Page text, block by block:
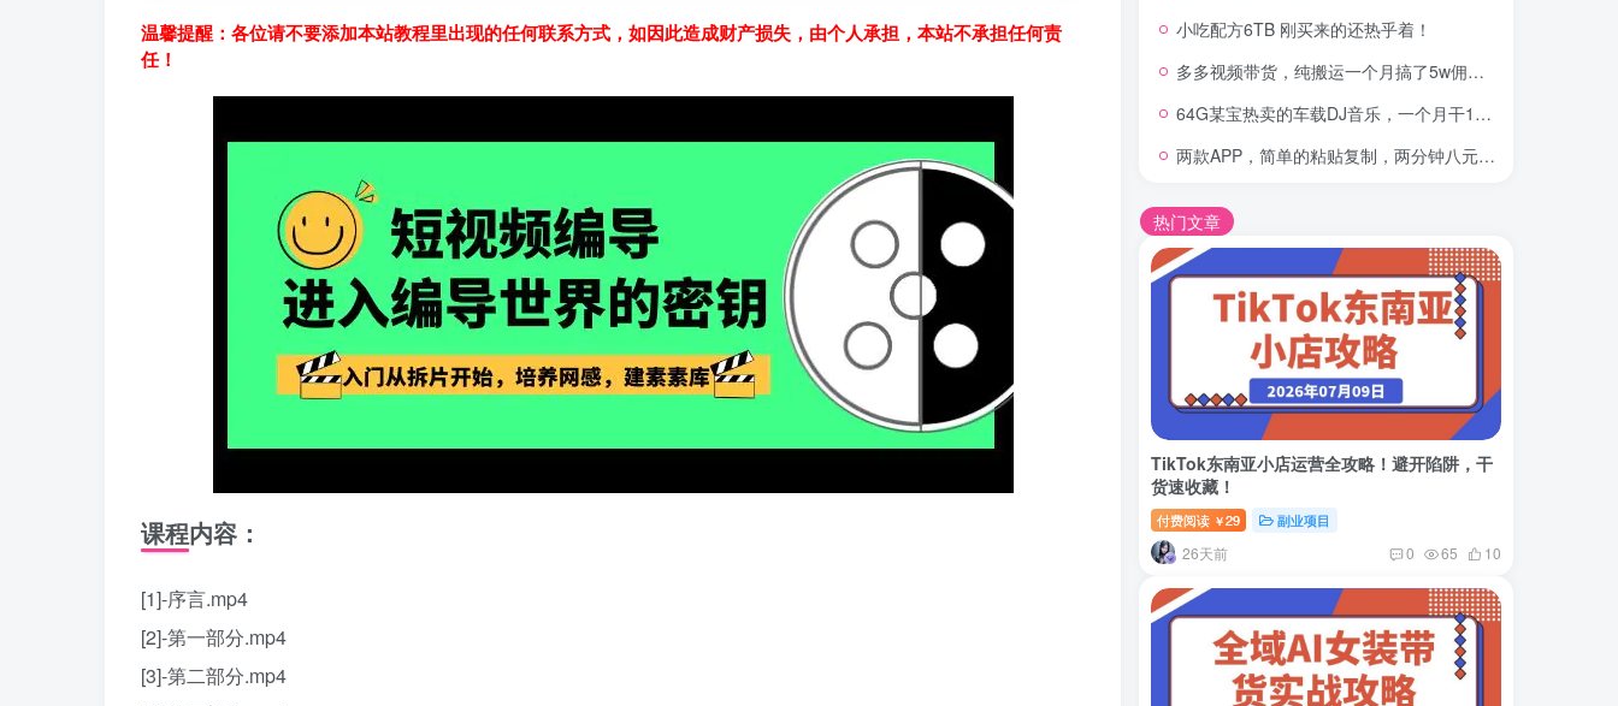
温馨提醒：各位请不要添加本站教程里出现的任何联系方式，如因此造成财产损失，由个人承担，本站不承担任何责
任！
课程内容：
[1]-序言.mp4
[2]-第一部分.mp4
[3]-第二部分.mp4
小吃配方6TB 刚买来的还热乎着！
多多视频带货，纯搬运一个月搞了5w佣金，小白也能操作
64G某宝热卖的车载DJ音乐，一个月干100W+利润
两款APP，简单的粘贴复制，两分钟八元钱，无限做，执行就有收入
热门文章
TikTok东南亚小店运营全攻略！避开陷阱，干
货速收藏！
付费阅读 ￥29 副业项目
26天前 0 65 10